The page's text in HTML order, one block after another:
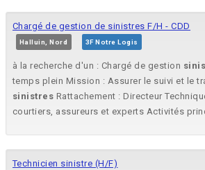
Chargé de gestion de sinistres F/H - CDD
Halluin, Nord 3F Notre Logis
à la recherche d'un : Chargé de gestion
temps plein Mission : Assurer le suivi et le
sinistres Rattachement : Directeur
courtiers, assureurs et experts Activités
Technicien sinistre (H/F)